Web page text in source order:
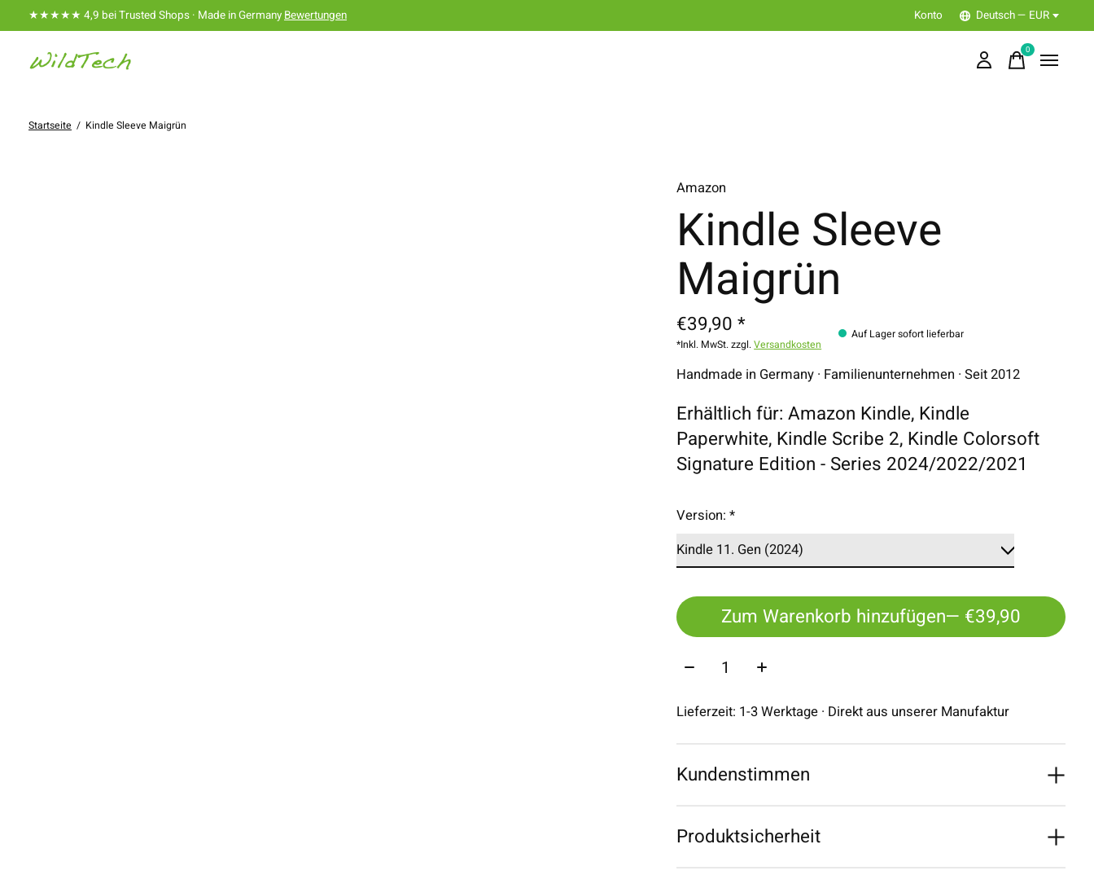
★★★★★ 4,9 bei Trusted Shops · Made in GermanyBewertungen Konto Deutsch — EUR
0items
Startseite / Kindle Sleeve Maigrün
Amazon
Kindle Sleeve
Maigrün
€39,90 *
*Inkl. MwSt. zzgl.Versandkosten
Auf Lager sofort lieferbar
Handmade in Germany · Familienunternehmen · Seit 2012
Erhältlich für: Amazon Kindle, Kindle
Paperwhite, Kindle Scribe 2, Kindle Colorsoft
Signature Edition - Series 2024/2022/2021
Version:*
Zum Warenkorb hinzufügen
— €39,90
Menge:
Lieferzeit: 1-3 Werktage · Direkt aus unserer Manufaktur
Kundenstimmen
Produktsicherheit